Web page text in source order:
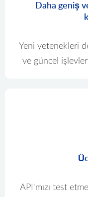
Daha geniş
Yeni yetenekleri
ve güncel
API'mızı test